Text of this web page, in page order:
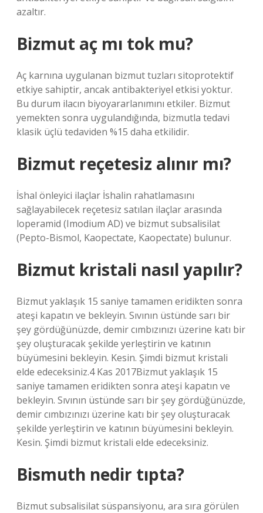
azaltır.
Bizmut aç mı tok mu?
Aç karnına uygulanan bizmut tuzları sitoprotektif
etkiye sahiptir, ancak antibakteriyel etkisi yoktur.
Bu durum ilacın biyoyararlanımını etkiler. Bizmut
yemekten sonra uygulandığında, bizmutla tedavi
klasik üçlü tedaviden %15 daha etkilidir.
Bizmut reçetesiz alınır mı?
İshal önleyici ilaçlar İshalin rahatlamasını
sağlayabilecek reçetesiz satılan ilaçlar arasında
loperamid (Imodium AD) ve bizmut subsalisilat
(Pepto-Bismol, Kaopectate, Kaopectate) bulunur.
Bizmut kristali nasıl yapılır?
Bizmut yaklaşık 15 saniye tamamen eridikten sonra
ateşi kapatın ve bekleyin. Sıvının üstünde sarı bir
şey gördüğünüzde, demir cımbızınızı üzerine katı bir
şey oluşturacak şekilde yerleştirin ve katının
büyümesini bekleyin. Kesin. Şimdi bizmut kristali
elde edeceksiniz.4 Kas 2017Bizmut yaklaşık 15
saniye tamamen eridikten sonra ateşi kapatın ve
bekleyin. Sıvının üstünde sarı bir şey gördüğünüzde,
demir cımbızınızı üzerine katı bir şey oluşturacak
şekilde yerleştirin ve katının büyümesini bekleyin.
Kesin. Şimdi bizmut kristali elde edeceksiniz.
Bismuth nedir tıpta?
Bizmut subsalisilat süspansiyonu, ara sıra görülen